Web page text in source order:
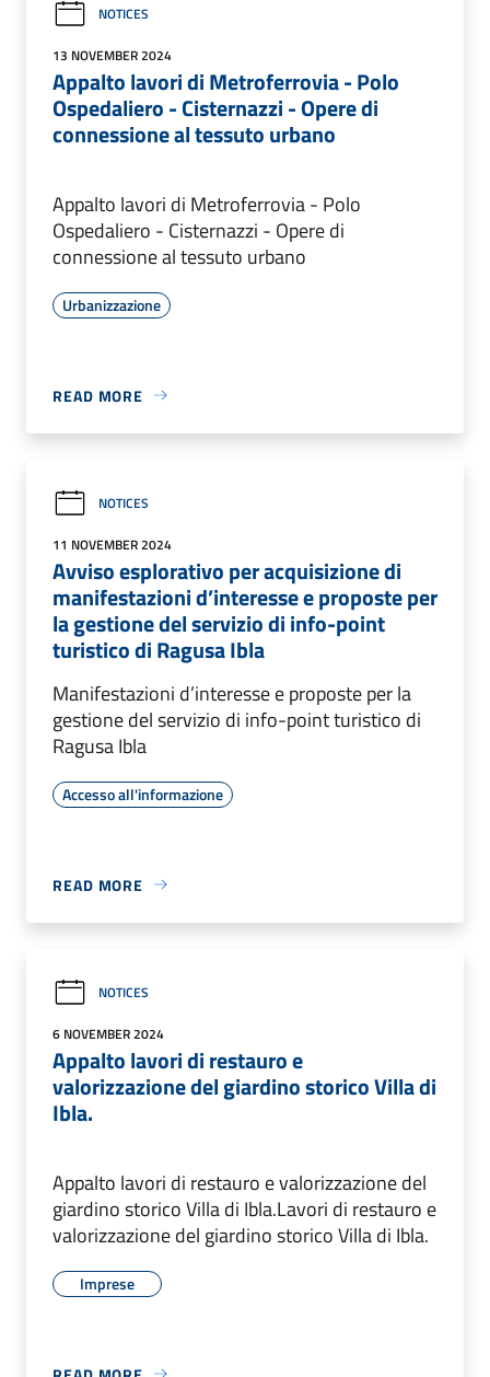
NOTICES
13 NOVEMBER 2024
Appalto lavori di Metroferrovia - Polo
Ospedaliero - Cisternazzi - Opere di
connessione al tessuto urbano
Appalto lavori di Metroferrovia - Polo
Ospedaliero - Cisternazzi - Opere di
connessione al tessuto urbano
Urbanizzazione
READ MORE
NOTICES
11 NOVEMBER 2024
Avviso esplorativo per acquisizione di
manifestazioni d’interesse e proposte per
la gestione del servizio di info-point
turistico di Ragusa Ibla
Manifestazioni d’interesse e proposte per la
gestione del servizio di info-point turistico di
Ragusa Ibla
Accesso all'informazione
READ MORE
NOTICES
6 NOVEMBER 2024
Appalto lavori di restauro e
valorizzazione del giardino storico Villa di
Ibla.
Appalto lavori di restauro e valorizzazione del
giardino storico Villa di Ibla.Lavori di restauro e
valorizzazione del giardino storico Villa di Ibla.
Imprese